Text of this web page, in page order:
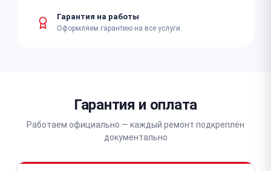
Гарантия на работы
Оформляем гарантию на все услуги.
Гарантия и оплата
Работаем официально — каждый ремонт подкреплён
документально